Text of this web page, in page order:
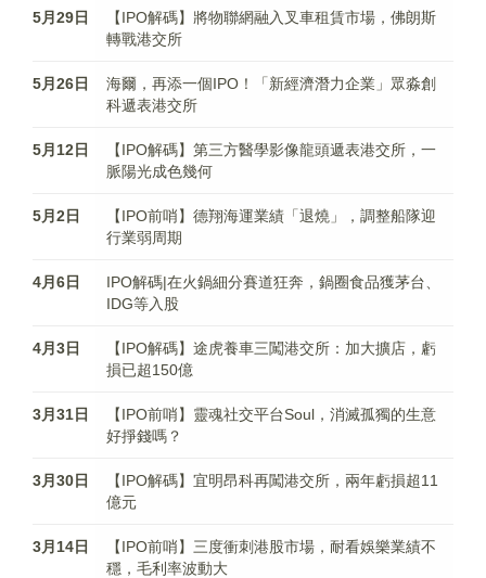
5月29日
【IPO解碼】將物聯網融入叉車租賃市場，佛朗斯
轉戰港交所
5月26日
海爾，再添一個IPO！「新經濟潛力企業」眾淼創
科遞表港交所
5月12日
【IPO解碼】第三方醫學影像龍頭遞表港交所，一
脈陽光成色幾何
5月2日
【IPO前哨】德翔海運業績「退燒」，調整船隊迎
行業弱周期
4月6日
IPO解碼|在火鍋細分賽道狂奔，鍋圈食品獲茅台、
IDG等入股
4月3日
【IPO解碼】途虎養車三闖港交所：加大擴店，虧
損已超150億
3月31日
【IPO前哨】靈魂社交平台Soul，消滅孤獨的生意
好掙錢嗎？
3月30日
【IPO解碼】宜明昂科再闖港交所，兩年虧損超11
億元
3月14日
【IPO前哨】三度衝刺港股市場，耐看娛樂業績不
穩，毛利率波動大